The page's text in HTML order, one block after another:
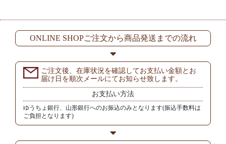
ONLINE SHOPご注文から商品発送までの流れ
ご注文後、在庫状況を確認してお支払い金額とお
届け日を順次メールにてお知らせ致します。
お支払い方法
ゆうちょ銀行、山形銀行へのお振込のみとなります(振込手数料は
ご負担となります)